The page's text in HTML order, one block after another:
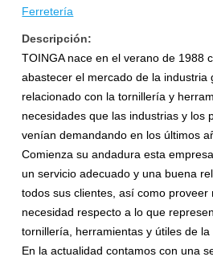
Ferretería
Descripción:
TOINGA nace en el verano de 1988
abastecer el mercado de la industria
relacionado con la tornillería y
necesidades que las industrias y los
venían demandando en los últimos
Comienza su andadura esta
un servicio adecuado y una buena
todos sus clientes, así como
necesidad respecto a lo que
tornillería, herramientas y útiles de la
En la actualidad contamos con una